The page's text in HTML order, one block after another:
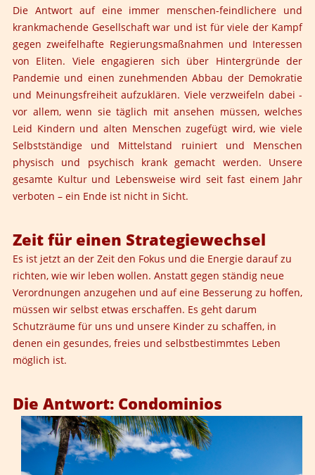
Die Antwort auf eine immer menschen-feindlichere und
krankmachende Gesellschaft war und ist für viele der Kampf
gegen zweifelhafte Regierungsmaßnahmen und Interessen
von Eliten. Viele engagieren sich über Hintergründe der
Pandemie und einen zunehmenden Abbau der Demokratie
und Meinungsfreiheit aufzuklären. Viele verzweifeln dabei -
vor allem, wenn sie täglich mit ansehen müssen, welches
Leid Kindern und alten Menschen zugefügt wird, wie viele
Selbstständige und Mittelstand ruiniert und Menschen
physisch und psychisch krank gemacht werden. Unsere
gesamte Kultur und Lebensweise wird seit fast einem Jahr
verboten – ein Ende ist nicht in Sicht.
Zeit für einen Strategiewechsel
Es ist jetzt an der Zeit den Fokus und die Energie darauf zu
richten, wie wir leben wollen. Anstatt gegen ständig neue
Verordnungen anzugehen und auf eine Besserung zu hoffen,
müssen wir selbst etwas erschaffen. Es geht darum
Schutzräume für uns und unsere Kinder zu schaffen, in
denen ein gesundes, freies und selbstbestimmtes Leben
möglich ist.
Die Antwort: Condominios